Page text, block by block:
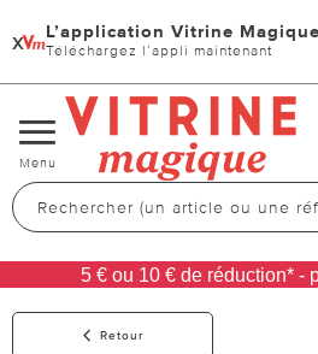
x L’application Vitrine Magique
Téléchargez l’appli maintenant
Changer
de
navigation
Menu
5 € ou 10 € de réduction* -
Retour